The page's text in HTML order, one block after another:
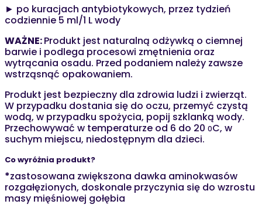
► po kuracjach antybiotykowych, przez tydzień
codziennie 5 ml/1 L wody
WAŻNE:Produkt jest naturalną odżywką o ciemnej
barwie i podlega procesowi zmętnienia oraz
wytrącania osadu. Przed podaniem należy zawsze
wstrząsnąć opakowaniem.
Produkt jest bezpieczny dla zdrowia ludzi i zwierząt.
W przypadku dostania się do oczu, przemyć czystą
wodą, w przypadku spożycia, popij szklanką wody.
Przechowywać w temperaturze od 6 do 20 0C, w
suchym miejscu, niedostępnym dla dzieci.
Co wyróżnia produkt?
*zastosowana zwiększona dawka aminokwasów
rozgałęzionych, doskonale przyczynia się do wzrostu
masy mięśniowej gołębia